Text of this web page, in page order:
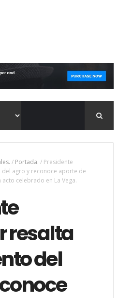
/ Portada. / Presidente
agro y reconoce aporte de
celebrado en La Vega.
resalta
del